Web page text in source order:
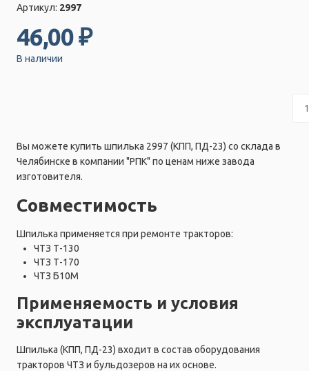
Артикул: 2997
46,00 ₽
В наличии
Вы можете купить шпилька 2997 (КПП, ПД-23) со склада в
Челябинске в компании "РПК" по ценам ниже завода
изготовителя.
Совместимость
Шпилька применяется при ремонте тракторов:
ЧТЗ Т-130
ЧТЗ Т-170
ЧТЗ Б10М
Применяемость и условия
эксплуатации
Шпилька (КПП, ПД-23) входит в состав оборудования
тракторов ЧТЗ и бульдозеров на их основе.